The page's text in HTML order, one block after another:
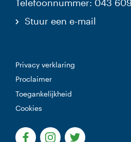
Telefoonnummer: 043
Stuur een e-mail
Privacy verklaring
Proclaimer
Toegankelijkheid
Cookies
(Deze link gaat naar een
(Deze link gaat
(Deze link